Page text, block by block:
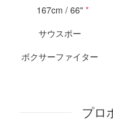
167cm / 66" *
サウスポー
ボクサーファイター
プロ